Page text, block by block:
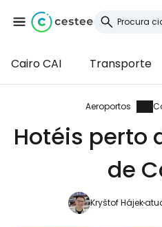
Cairo CAI Transporte
Aeroportos
Hotéis perto
de
Kryštof Hájek
Iniciar
Cestee
... a comunidade